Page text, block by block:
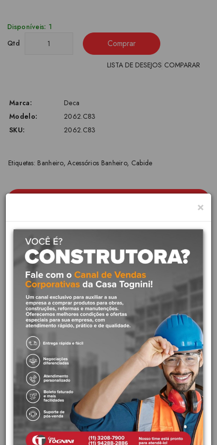
Disponíveis: 1
Qtd
Comprar
LISTA DE DESEJOS COMPARAR
Marca:
Deca
Modelo:
2062.C83
SKU:
2062.C83
Etiquetas: Banheiro,Acessórios Banheiro, Cabide
2062.C83-CABIDE DUPLO
QUADRATTA - CR
Marca:Deca
Cód. Fabricante:2062.C83
Linha:Quadratta
A linha Quadratta possui formas retas e personifica a releitura
de linhas de design reconhecido em uma interpretação
contemporânea e minimalista.
Atributos:
Aplicação:Parede
×